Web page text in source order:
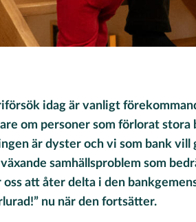
idag är vanligt
om personer som förlorat stora
är dyster och vi som bank vill
samhällsproblem som
att åter delta i den
nu när den fortsätter.